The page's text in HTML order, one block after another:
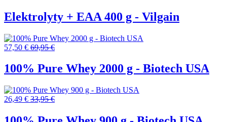
Elektrolyty + EAA 400 g - Vilgain
57,50 € 69,95 €
100% Pure Whey 2000 g - Biotech USA
26,49 € 33,95 €